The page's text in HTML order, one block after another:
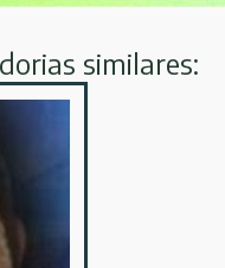
similares: